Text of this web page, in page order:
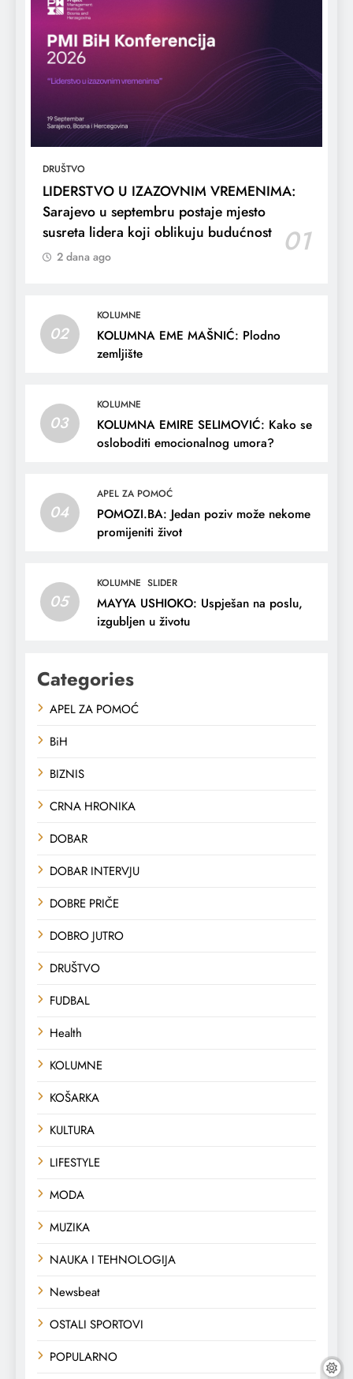
DRUŠTVO
LIDERSTVO U IZAZOVNIM VREMENIMA:
Sarajevo u septembru postaje mjesto
susreta lidera koji oblikuju budućnost
01
2 dana ago
02
KOLUMNE
KOLUMNA EME MAŠNIĆ: Plodno
zemljište
03
KOLUMNE
KOLUMNA EMIRE SELIMOVIĆ: Kako se
osloboditi emocionalnog umora?
04
APEL ZA POMOĆ
POMOZI.BA: Jedan poziv može nekome
promijeniti život
05
KOLUMNE SLIDER
MAYYA USHIOKO: Uspješan na poslu,
izgubljen u životu
Categories
APEL ZA POMOĆ
BiH
BIZNIS
CRNA HRONIKA
DOBAR
DOBAR INTERVJU
DOBRE PRIČE
DOBRO JUTRO
DRUŠTVO
FUDBAL
Health
KOLUMNE
KOŠARKA
KULTURA
LIFESTYLE
MODA
MUZIKA
NAUKA I TEHNOLOGIJA
Newsbeat
OSTALI SPORTOVI
POPULARNO